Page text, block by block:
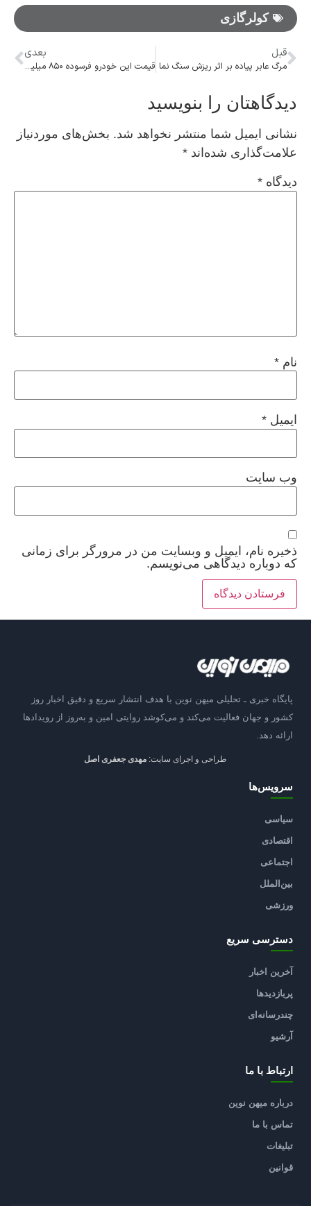
کولرگازی
قبل
مرگ عابر پیاده بر اثر ریزش سنگ نما
بعدی
قیمت این خودرو فرسوده ۸۵۰ میلیون تومان شد!
دیدگاهتان را بنویسید
نشانی ایمیل شما منتشر نخواهد شد. بخش‌های موردنیاز
علامت‌گذاری شده‌اند *
دیدگاه *
نام *
ایمیل *
وب‌ سایت
ذخیره نام، ایمیل و وبسایت من در مرورگر برای زمانی
که دوباره دیدگاهی می‌نویسم.
پایگاه خبری ـ تحلیلی میهن نوین با هدف انتشار سریع و دقیق اخبار روز
کشور و جهان فعالیت می‌کند و می‌کوشد روایتی امین و به‌روز از رویدادها
ارائه دهد.
طراحی و اجرای سایت: مهدی جعفری اصل
سرویس‌ها
سیاسی
اقتصادی
اجتماعی
بین‌الملل
ورزشی
دسترسی سریع
آخرین اخبار
پربازدیدها
چندرسانه‌ای
آرشیو
ارتباط با ما
درباره میهن نوین
تماس با ما
تبلیغات
قوانین